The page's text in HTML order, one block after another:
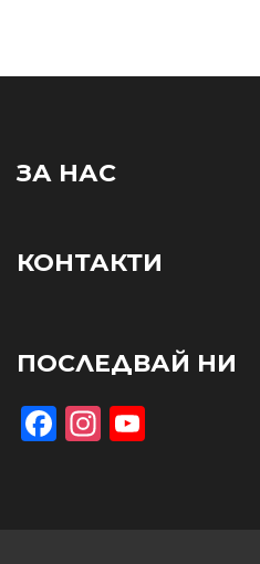
ЗА НАС
КОНТАКТИ
ПОСЛЕДВАЙ НИ
Facebook
Instagram